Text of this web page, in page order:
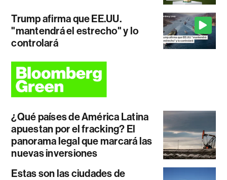
Trump afirma que EE.UU.
"mantendrá el estrecho" y lo
controlará
¿Qué países de América Latina
apuestan por el fracking? El
panorama legal que marcará las
nuevas inversiones
Estas son las ciudades de